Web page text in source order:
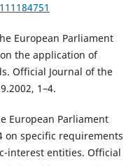
European Parliament
the application of
Official Journal of the
1–4.
European Parliament
on specific requirements
interest entities. Official